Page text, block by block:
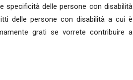
specificità delle persone con disabilità
delle persone con disabilità a cui è
grati se vorrete contribuire a